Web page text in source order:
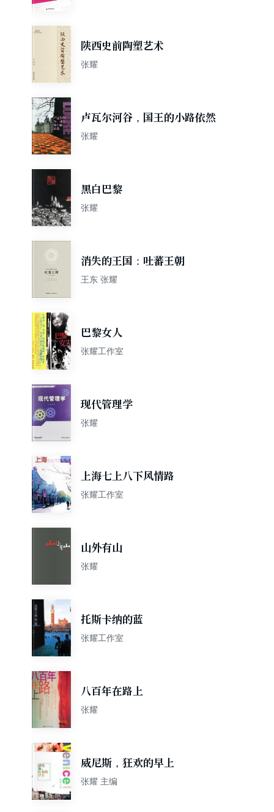
陕西史前陶塑艺术
张耀
卢瓦尔河谷，国王的小路依然
张耀
黑白巴黎
张耀
消失的王国：吐蕃王朝
王东 张耀
巴黎女人
张耀工作室
现代管理学
张耀
上海七上八下风情路
张耀工作室
山外有山
张耀
托斯卡纳的蓝
张耀工作室
八百年在路上
张耀
威尼斯，狂欢的早上
张耀 主编